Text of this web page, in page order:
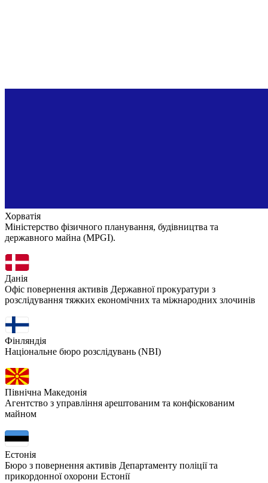
Хорватія
Міністерство фізичного планування, будівництва та
державного майна (MPGI).
Данія
Офіс повернення активів Державної прокуратури з
розслідування тяжких економічних та міжнародних злочинів
Фінляндія
Національне бюро розслідувань (NBI)
Північна Македонія
Агентство з управління арештованим та конфіскованим
майном
Естонія
Бюро з повернення активів Департаменту поліції та
прикордонної охорони Естонії